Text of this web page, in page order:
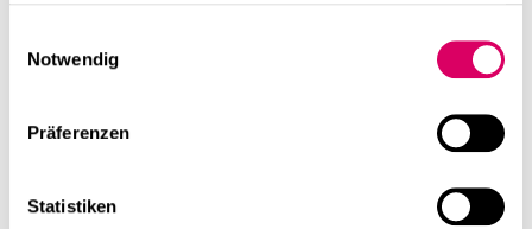
Notwendig
Präferenzen
Statistiken